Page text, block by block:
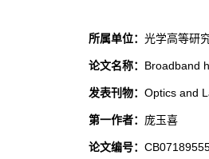
所属单位： 光学高等研
论文名称： Broadband
发表刊物： Optics and
第一作者： 庞玉喜
论文编号：